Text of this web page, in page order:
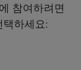
참여하려면
하세요: